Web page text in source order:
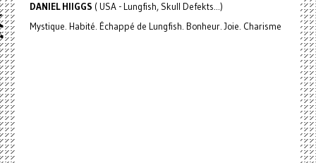
DANIEL HIIGGS ( USA - Lungfish, Skull Defekts...)
Mystique. Habité. Échappé de Lungfish. Bonheur. Joie. Charisme